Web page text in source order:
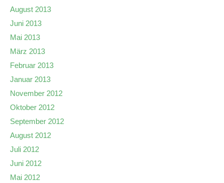
August 2013
Juni 2013
Mai 2013
März 2013
Februar 2013
Januar 2013
November 2012
Oktober 2012
September 2012
August 2012
Juli 2012
Juni 2012
Mai 2012